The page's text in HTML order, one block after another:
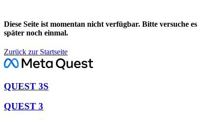
Diese Seite ist momentan nicht verfügbar. Bitte versuche es
später noch einmal.
Zurück zur Startseite
QUEST 3S
QUEST 3